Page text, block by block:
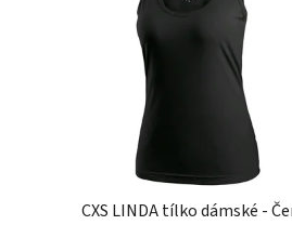
CXS LINDA tílko dámské -